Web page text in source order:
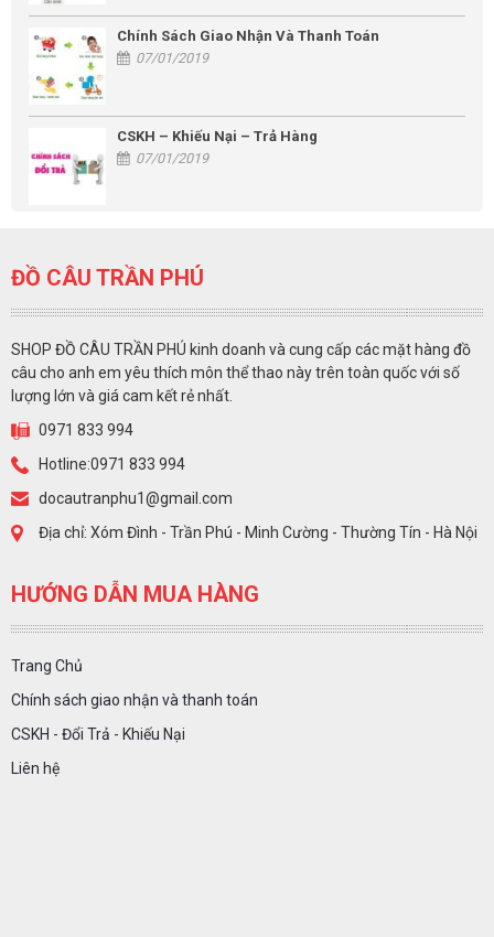
Chính Sách Giao Nhận Và Thanh Toán
07/01/2019
CSKH – Khiếu Nại – Trả Hàng
07/01/2019
ĐỒ CÂU TRẦN PHÚ
SHOP ĐỒ CÂU TRẦN PHÚ kinh doanh và cung cấp các mặt hàng đồ
câu cho anh em yêu thích môn thể thao này trên toàn quốc với số
lượng lớn và giá cam kết rẻ nhất.
0971 833 994
Hotline:0971 833 994
docautranphu1@gmail.com
Địa chỉ: Xóm Đình - Trần Phú - Minh Cường - Thường Tín - Hà Nội
HƯỚNG DẪN MUA HÀNG
Trang Chủ
Chính sách giao nhận và thanh toán
CSKH - Đổi Trả - Khiếu Nại
Liên hệ